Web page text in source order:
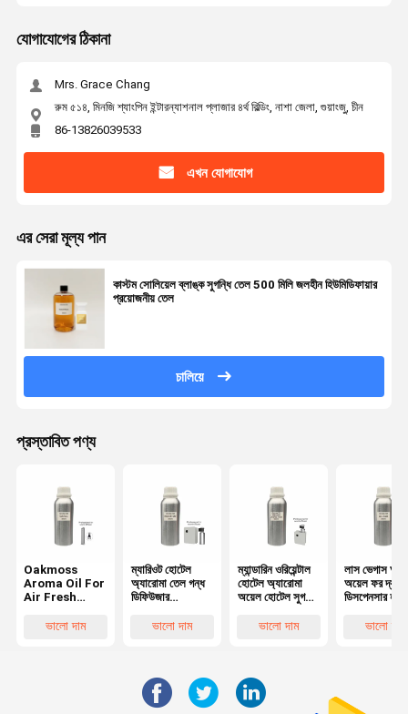
যোগাযোগের ঠিকানা
Mrs. Grace Chang
রুম ৫১৪, মিনজি শ্যাংপিন ইন্টারন্যাশনাল প্লাজার ৪র্থ বিল্ডিং, নাশা জেলা, গুয়াংজু, চীন
86-13826039533
এখন যোগাযোগ
এর সেরা মূল্য পান
কাস্টম সোলিয়েল ব্লাঙ্ক সুগন্ধি তেল 500 মিলি জলহীন হিউমিডিফায়ার
প্রয়োজনীয় তেল
চালিয়ে
প্রস্তাবিত পণ্য
Oakmoss
Aroma Oil For
Air Fresh
Essential Oils
ভালো দাম
ম্যারিওট হোটেল
অ্যারোমা তেল গন্ধ
ডিফিউজার
ভালো দাম
ম্যান্ডারিন ওরিয়েন্টাল
হোটেল অ্যারোমা
অয়েল হোটেল সুগন্ধি
ভালো দাম
লাস ভেগাস
অয়েল ফর দ্য
ডিসপেনসার
দ্য মার্কেটিং
ভালো দাম